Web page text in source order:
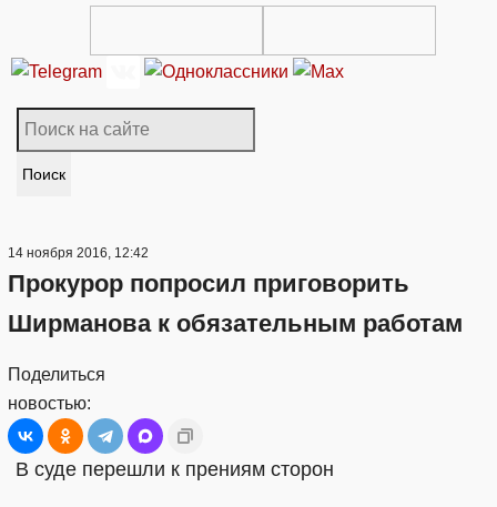
Поиск
14 ноября 2016, 12:42
Прокурор попросил приговорить
Ширманова к обязательным работам
Поделиться
новостью:
В суде перешли к прениям сторон